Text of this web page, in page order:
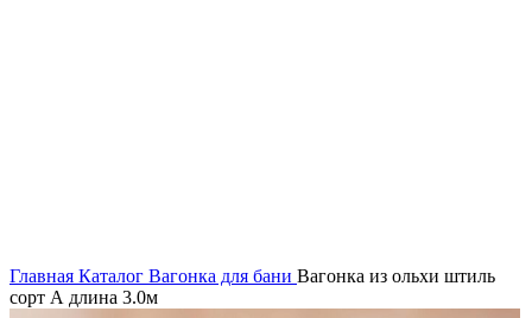
Главная Каталог Вагонка для бани Вагонка из ольхи штиль
сорт А длина 3.0м